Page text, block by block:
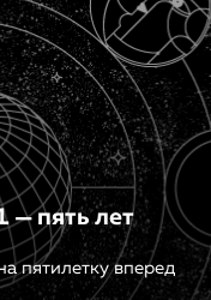
— пять лет
пятилетку вперед